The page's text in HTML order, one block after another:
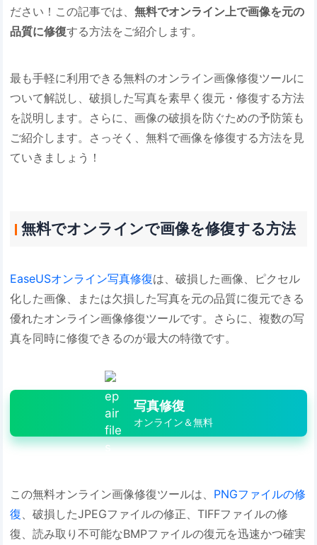
ださい！この記事では、無料でオンライン上で画像を元の
品質に修復する方法をご紹介します。
最も手軽に利用できる無料のオンライン画像修復ツールに
ついて解説し、破損した写真を素早く復元・修復する方法
を説明します。さらに、画像の破損を防ぐための予防策も
ご紹介します。さっそく、無料で画像を修復する方法を見
ていきましょう！
無料でオンラインで画像を修復する方法
EaseUSオンライン写真修復は、破損した画像、ピクセル
化した画像、または欠損した写真を元の品質に復元できる
優れたオンライン画像修復ツールです。さらに、複数の写
真を同時に修復できるのが最大の特徴です。
写真修復
オンライン＆無料
この無料オンライン画像修復ツールは、 PNGファイルの修
復 、破損したJPEGファイルの修正、TIFFファイルの修
復、読み取り不可能なBMPファイルの復元を迅速かつ確実